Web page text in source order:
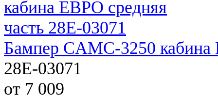
Бампер CAMC-3250
28E-03071
от 7 009